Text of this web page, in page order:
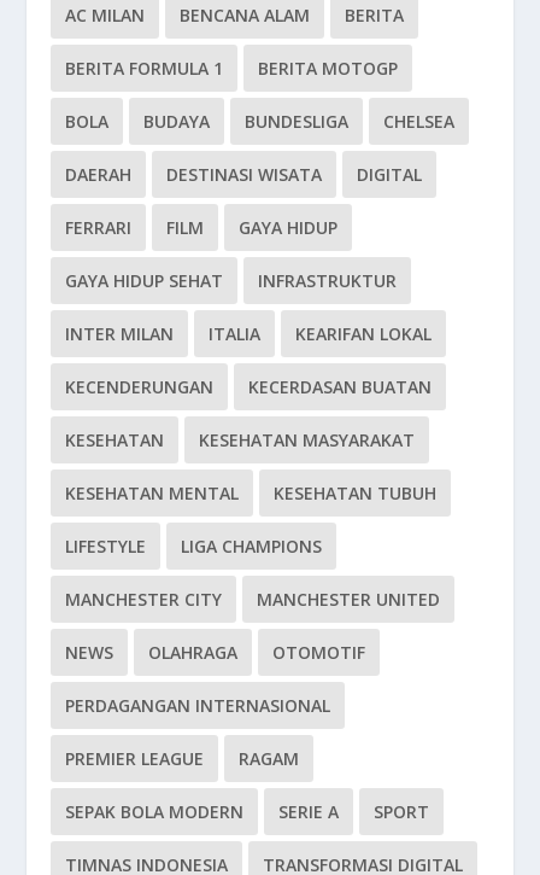
AC MILAN BENCANA ALAM BERITA
BERITA FORMULA 1 BERITA MOTOGP
BOLA BUDAYA BUNDESLIGA CHELSEA
DAERAH DESTINASI WISATA DIGITAL
FERRARI FILM GAYA HIDUP
GAYA HIDUP SEHAT INFRASTRUKTUR
INTER MILAN ITALIA KEARIFAN LOKAL
KECENDERUNGAN KECERDASAN BUATAN
KESEHATAN KESEHATAN MASYARAKAT
KESEHATAN MENTAL KESEHATAN TUBUH
LIFESTYLE LIGA CHAMPIONS
MANCHESTER CITY MANCHESTER UNITED
NEWS OLAHRAGA OTOMOTIF
PERDAGANGAN INTERNASIONAL
PREMIER LEAGUE RAGAM
SEPAK BOLA MODERN SERIE A SPORT
TIMNAS INDONESIA TRANSFORMASI DIGITAL